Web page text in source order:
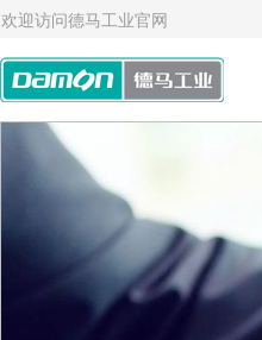
欢迎访问德马工业官网